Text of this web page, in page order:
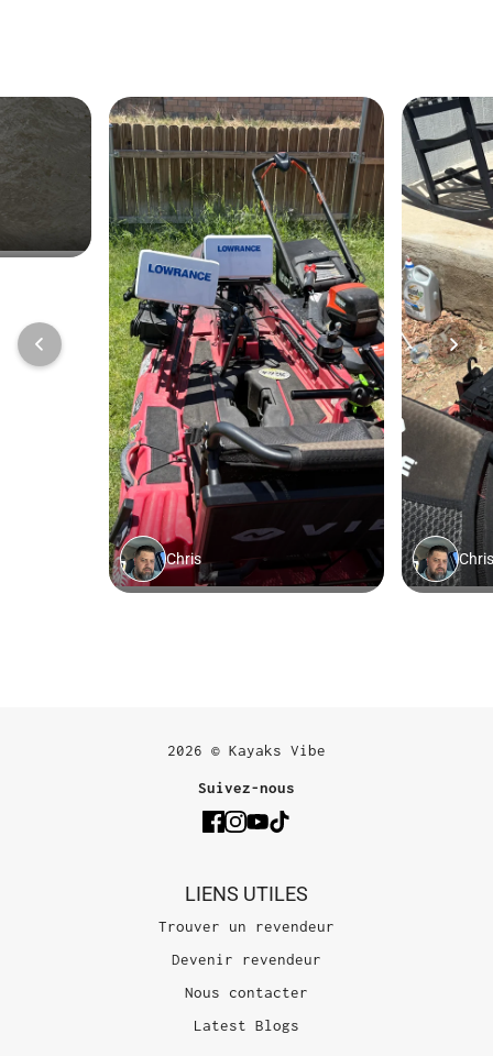
2026 © Kayaks Vibe
Suivez-nous
LIENS UTILES
Trouver un revendeur
Devenir revendeur
Nous contacter
Latest Blogs